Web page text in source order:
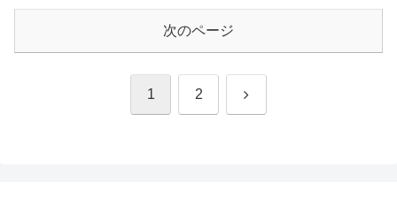
次のページ
1 2 次